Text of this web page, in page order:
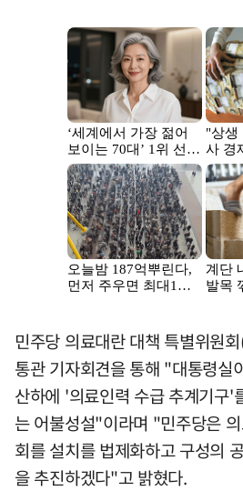
민주당 의료대란 대책 특별위원
통관 기자회견을 통해 "대통령실
산하에 '의료인력 수급 추계기구'
는 어불성설"이라며 "민주당은
회를 설치를 법제화하고 구성의
을 추진하겠다"고 밝혔다.